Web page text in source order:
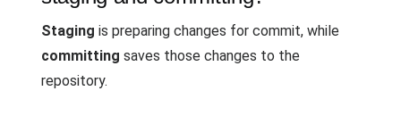
Staging is preparing changes for commit, while
committing saves those changes to the
repository.